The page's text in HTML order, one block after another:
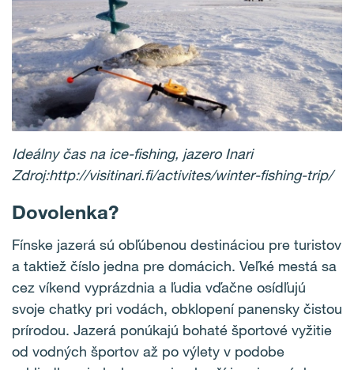
Ideálny čas na ice-fishing, jazero Inari
Zdroj:http://visitinari.fi/activites/winter-fishing-trip/
Dovolenka?
Fínske jazerá sú obľúbenou destináciou pre turistov
a taktiež číslo jedna pre domácich. Veľké mestá sa
cez víkend vyprázdnia a ľudia vďačne osídľujú
svoje chatky pri vodách, obklopení panensky čistou
prírodou. Jazerá ponúkajú bohaté športové vyžitie
od vodných športov až po výlety v podobe